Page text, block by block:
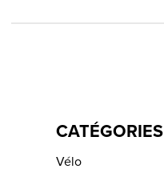
CATÉGORIES
Vélo